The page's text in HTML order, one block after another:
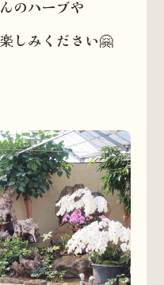
のハーブや
しみください🤗